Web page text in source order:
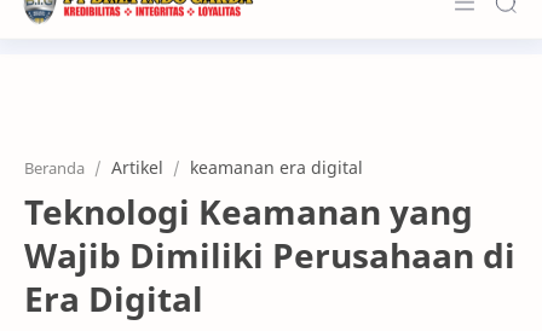
Customers
Kerja Sama
Beranda Artikel keamanan era digital
Teknologi Keamanan yang
Wajib Dimiliki Perusahaan di
Era Digital